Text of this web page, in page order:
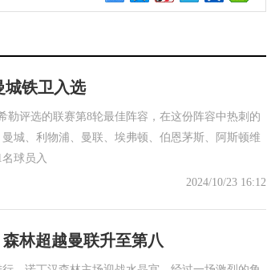
城铁卫入选
勒评选的联赛第8轮最佳阵容，在这份阵容中热刺的
城、利物浦、曼联、埃弗顿、伯恩茅斯、阿斯顿维
球员入
2024/10/23 16:12
林超越曼联升至第八